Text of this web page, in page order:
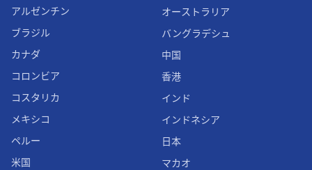
アルゼンチン
ブラジル
カナダ
コロンビア
コスタリカ
メキシコ
ペルー
米国
オーストラリア
バングラデシュ
中国
香港
インド
インドネシア
日本
マカオ